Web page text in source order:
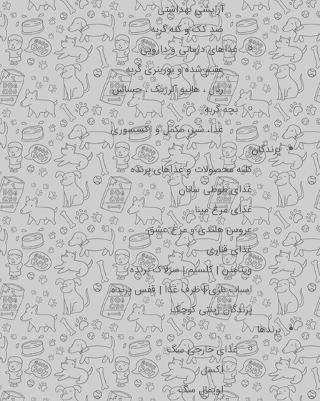
آرایشی بهداشتی
ضد کک و کنه گربه
غذاهای درمانی و دارویی
عقیم شده و یورینری گربه
رنال ، هایپو آلرژیک ، حساس
بچه گربه
غذا، شیر، مکمل و اکسسوری
پرندگان
کلیه محصولات و غذاهای پرنده
غذای طوطی سانان
غذای مرغ مینا
عروس هلندی و مرغ عشق
غذای قناری
ویتامین | کلسیم | سرلاک پرنده
اسباب بازی | ظرف غذا | قفس پرنده
پرندگان زینتی کوچک
برندها
غذای خارجی سگ
اکسل
اویمال سگ